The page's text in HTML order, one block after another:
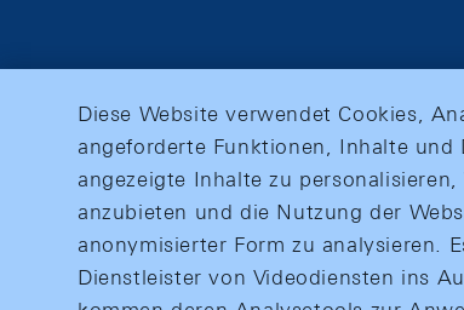
Diese Website verwendet Cookies,
angeforderte Funktionen, Inhalte und
angezeigte Inhalte zu
anzubieten und die Nutzung der
anonymisierter Form zu analysieren.
Dienstleister von Videodiensten ins